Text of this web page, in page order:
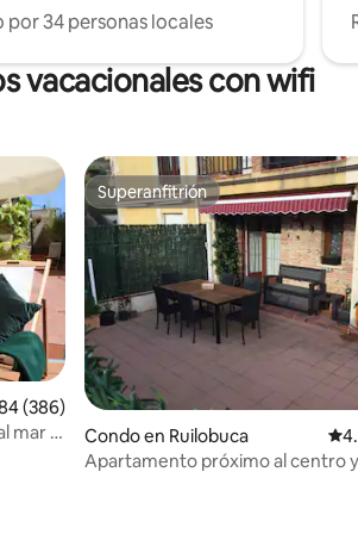
por 34 personas locales
vacacionales con wifi
promedio: 4.84 de 5, 386 reseñas
(386)
mar y
Superanfitrión
Superanfitrión
Condo en Ruilobuca
Apartamento próximo al centro